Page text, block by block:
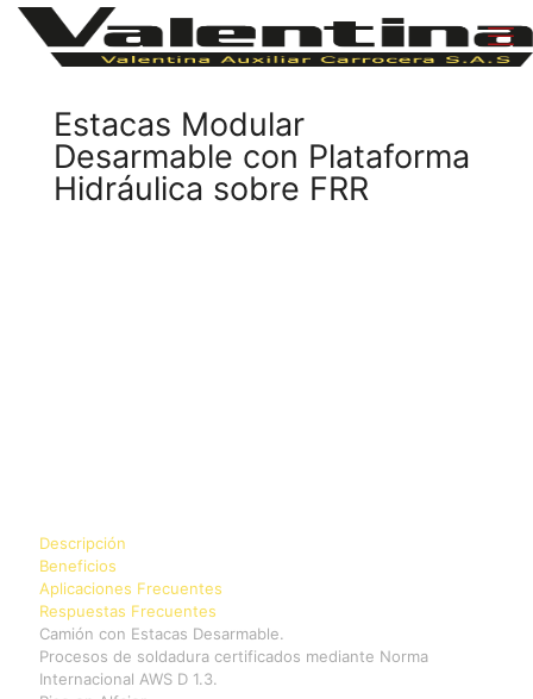
Estacas Modular
Desarmable con Plataforma
Hidráulica sobre FRR
Descripción
Beneficios
Aplicaciones Frecuentes
Respuestas Frecuentes
Camión con Estacas Desarmable.
Procesos de soldadura certificados mediante Norma
Internacional AWS D 1.3.